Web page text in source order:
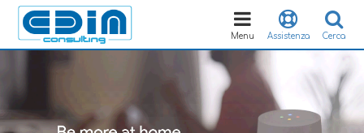
Cerca
Assistenza
Toggle
navigation
Menu